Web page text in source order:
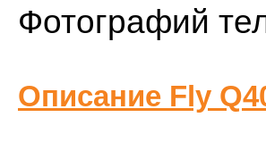
Фотографий
Описание Fly